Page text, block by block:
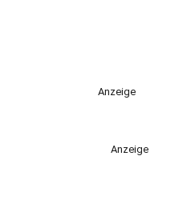
Anzeige
Anzeige